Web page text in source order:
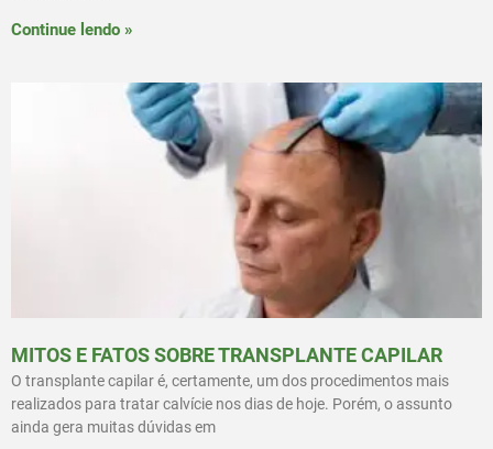
Continue lendo »
MITOS E FATOS SOBRE TRANSPLANTE CAPILAR
O transplante capilar é, certamente, um dos procedimentos mais
realizados para tratar calvície nos dias de hoje. Porém, o assunto
ainda gera muitas dúvidas em